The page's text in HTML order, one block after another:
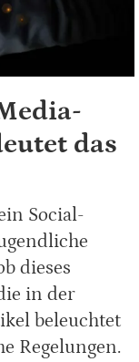
das
Social-
dieses
in der
beleuchtet
Regelungen.